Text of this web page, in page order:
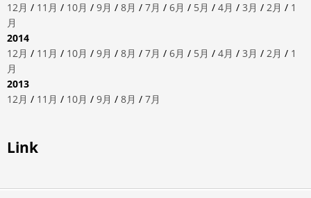
12月 / 11月 / 10月 / 9月 / 8月 / 7月 / 6月 / 5月 / 4月 / 3月 / 2月 / 1
月
2014
12月 / 11月 / 10月 / 9月 / 8月 / 7月 / 6月 / 5月 / 4月 / 3月 / 2月 / 1
月
2013
12月 / 11月 / 10月 / 9月 / 8月 / 7月
Link